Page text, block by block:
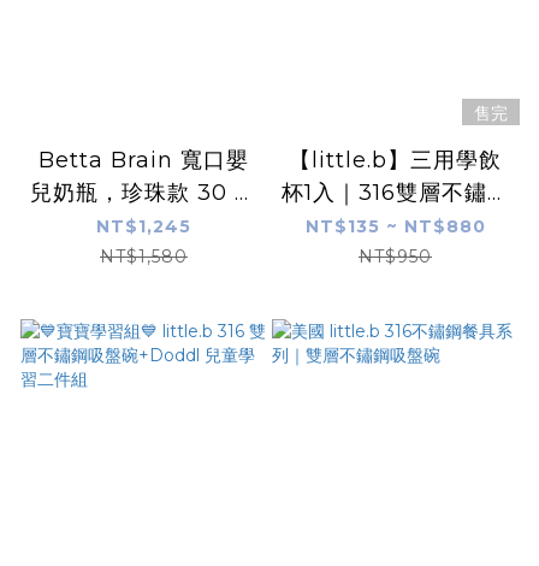
Betta Brain 寬口嬰
兒奶瓶，珍珠款 30 週
年紀念款，240 毫升
新品上市
NT$1,245
NT$1,580
售完
【little.b】三用學飲
杯1入｜316雙層不鏽鋼
系列｜學習餐具｜多種
顏色
NT$135 ~ NT$880
NT$950